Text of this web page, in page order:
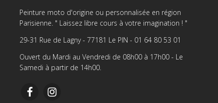
Peinture moto d'origine ou personnalisée en région
Parisienne. " Laissez libre cours à votre imagination ! "
29-31 Rue de Lagny - 77181 Le PIN - 01 64 80 53 01
Ouvert du Mardi au Vendredi de 08h00 à 17h00 - Le
Samedi à partir de 14h00.